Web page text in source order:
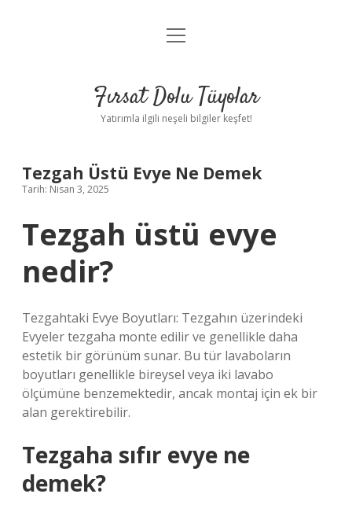
Gizlilik Politikası
Yasal Uyarı
menüyü
Fırsat Dolu Tüyolar
Yatırımla ilgili neşeli bilgiler keşfet!
Tezgah Üstü Evye Ne Demek
Tarih: Nisan 3, 2025
Tezgah üstü evye
nedir?
Tezgahtaki Evye Boyutları: Tezgahın üzerindeki
Evyeler tezgaha monte edilir ve genellikle daha
estetik bir görünüm sunar. Bu tür lavaboların
boyutları genellikle bireysel veya iki lavabo
ölçümüne benzemektedir, ancak montaj için ek bir
alan gerektirebilir.
Tezgaha sıfır evye ne
demek?